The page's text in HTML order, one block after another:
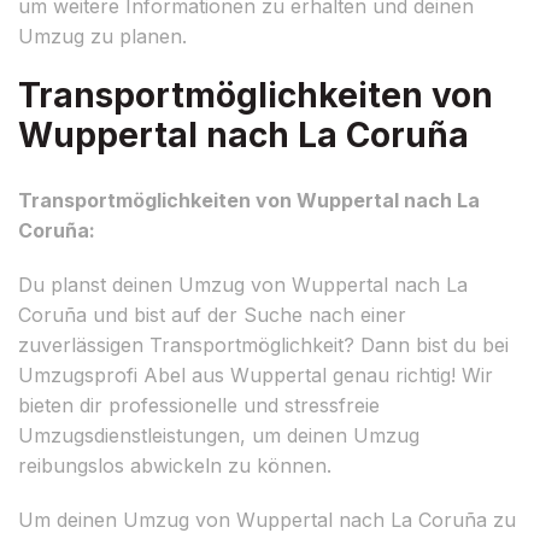
um weitere Informationen zu erhalten und deinen
Umzug zu planen.
Transportmöglichkeiten von
Wuppertal nach La Coruña
Transportmöglichkeiten von Wuppertal nach La
Coruña:
Du planst deinen Umzug von Wuppertal nach La
Coruña und bist auf der Suche nach einer
zuverlässigen Transportmöglichkeit? Dann bist du bei
Umzugsprofi Abel aus Wuppertal genau richtig! Wir
bieten dir professionelle und stressfreie
Umzugsdienstleistungen, um deinen Umzug
reibungslos abwickeln zu können.
Um deinen Umzug von Wuppertal nach La Coruña zu